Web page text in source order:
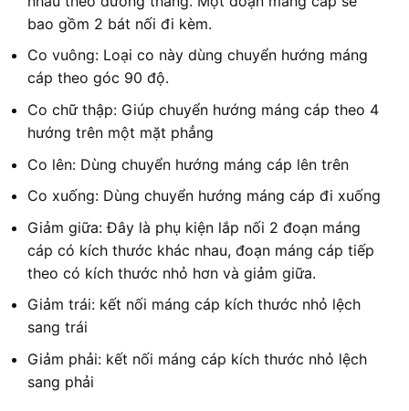
bao gồm 2 bát nối đi kèm.
Co vuông: Loại co này dùng chuyển hướng máng
cáp theo góc 90 độ.
Co chữ thập: Giúp chuyển hướng máng cáp theo 4
hướng trên một mặt phẳng
Co lên: Dùng chuyển hướng máng cáp lên trên
Co xuống: Dùng chuyển hướng máng cáp đi xuống
Giảm giữa: Đây là phụ kiện lắp nối 2 đoạn máng
cáp có kích thước khác nhau, đoạn máng cáp tiếp
theo có kích thước nhỏ hơn và giảm giữa.
Giảm trái: kết nối máng cáp kích thước nhỏ lệch
sang trái
Giảm phải: kết nối máng cáp kích thước nhỏ lệch
sang phải